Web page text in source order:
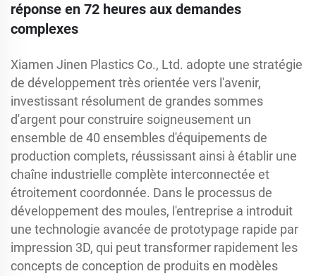
réponse en 72 heures aux demandes
complexes
Xiamen Jinen Plastics Co., Ltd. adopte une stratégie
de développement très orientée vers l'avenir,
investissant résolument de grandes sommes
d'argent pour construire soigneusement un
ensemble de 40 ensembles d'équipements de
production complets, réussissant ainsi à établir une
chaîne industrielle complète interconnectée et
étroitement coordonnée. Dans le processus de
développement des moules, l'entreprise a introduit
une technologie avancée de prototypage rapide par
impression 3D, qui peut transformer rapidement les
concepts de conception de produits en modèles